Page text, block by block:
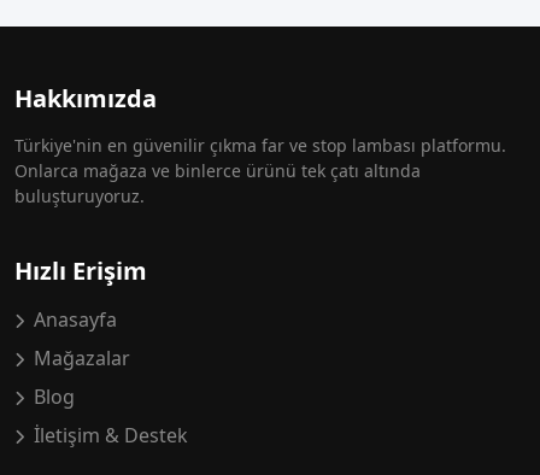
Hakkımızda
Türkiye'nin en güvenilir çıkma far ve stop lambası platformu.
Onlarca mağaza ve binlerce ürünü tek çatı altında
buluşturuyoruz.
Hızlı Erişim
Anasayfa
Mağazalar
Blog
İletişim & Destek